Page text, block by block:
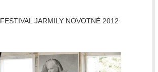
FESTIVAL JARMILY NOVOTNÉ 2012